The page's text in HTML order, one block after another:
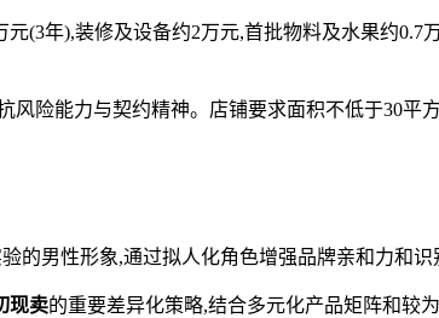
(3年),装修及设备约2万元,首批物料及水果约
险能力与契约精神。店铺要求面积不低于30
男性形象,通过拟人化角色增强品牌亲和力和识
现卖的重要差异化策略,结合多元化产品矩阵和较